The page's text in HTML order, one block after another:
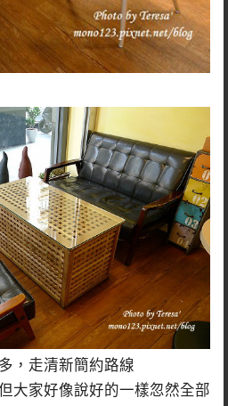
，走清新簡約路線
大家好像說好的一樣忽然全部